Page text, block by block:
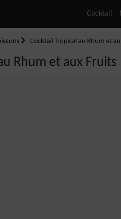
Cocktail
Cocktail Tropical au Rhum et
Rhum et aux Fruits